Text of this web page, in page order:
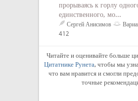
прорываясь к горлу
единственного, мо...
Сергей Анисимов
412
Читайте и оценивайте больше
Цитатнике Рунета, чтобы мы
что вам нравится и смогли
точные